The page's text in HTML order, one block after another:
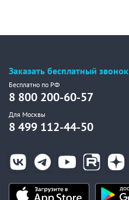
Заказать бесплатный звонок
Бесплатно по РФ
8 800 200-60-57
Для Москвы
8 499 112-44-50